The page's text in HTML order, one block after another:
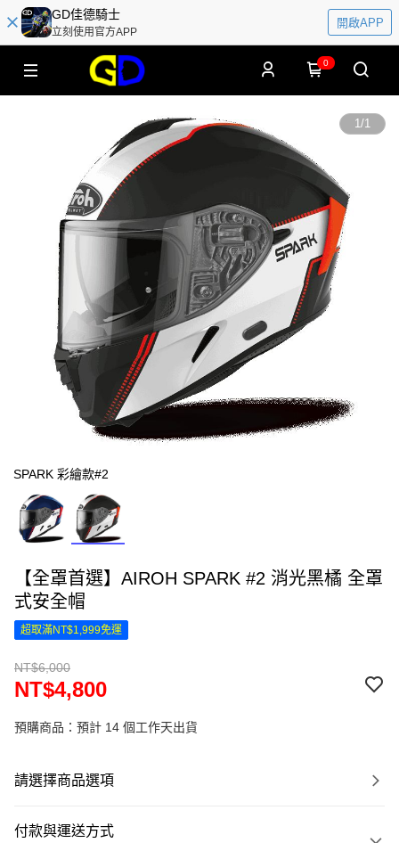
GD佳德騎士
立刻使用官方APP
開啟APP
0
1/1
SPARK 彩繪款#2
【全罩首選】AIROH SPARK #2 消光黑橘 全罩
式安全帽
超取滿NT$1,999免運
NT$6,000
NT$4,800
預購商品：預計 14 個工作天出貨
請選擇商品選項
付款與運送方式